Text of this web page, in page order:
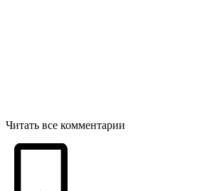
Читать все комментарии